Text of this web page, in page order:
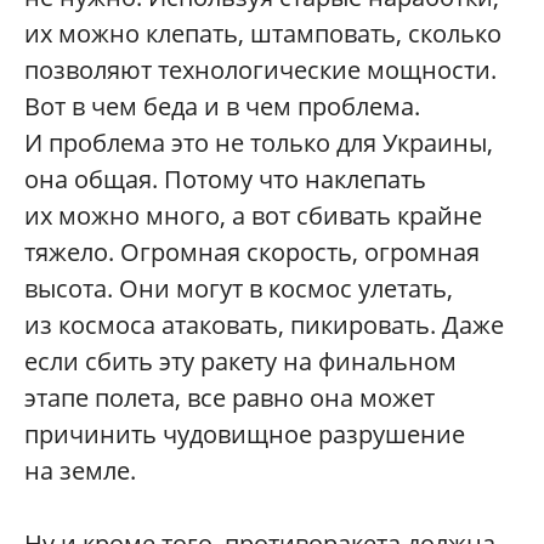
их можно клепать, штамповать, сколько
позволяют технологические мощности.
Вот в чем беда и в чем проблема.
И проблема это не только для Украины,
она общая. Потому что наклепать
их можно много, а вот сбивать крайне
тяжело. Огромная скорость, огромная
высота. Они могут в космос улетать,
из космоса атаковать, пикировать. Даже
если сбить эту ракету на финальном
этапе полета, все равно она может
причинить чудовищное разрушение
на земле.